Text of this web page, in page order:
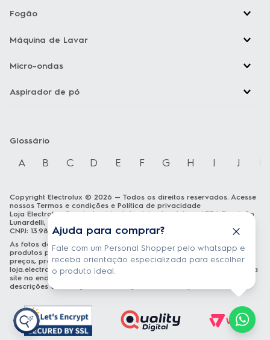
Ajuda para comprar?
Fale com um Personal Shopper pelo whatsapp e
receba orientação especializada para escolher
o produto ideal.
Fogão
Máquina de Lavar
Micro-ondas
Aspirador de pó
Glossário
A B C D E F G H I J K
Copyright Electrolux © 2026 — Todos os direitos reservados. Acesse
nossos Termos e condições e Política de privacidade
Loja Electrolux Comércio virtual de eletrodomésticos LTDA Rua João
Lunardelli, 2205 - Cidade Industrial - Curitiba - PR - CEP: 81460-100
CNPJ: 13.986.197/0001-21
As fotos dos produtos são meramente ilustrativas. A venda dos
produtos publicados está sujeita a disponibilidade de estoque. Os
preços, promoções e formas de pagamento publicados em
loja.electrolux.com.brestão válidos exclusivamente para compra via
site no endereço mencionado. As especificações técnicas e
descrições estão sujeitas a alterações sem aviso prévio.